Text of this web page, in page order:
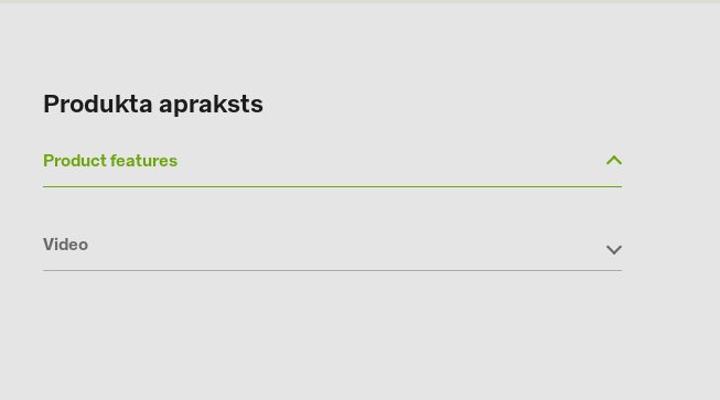
Victron Energy B.V. (2)
Produkta apraksts
Product features
Video